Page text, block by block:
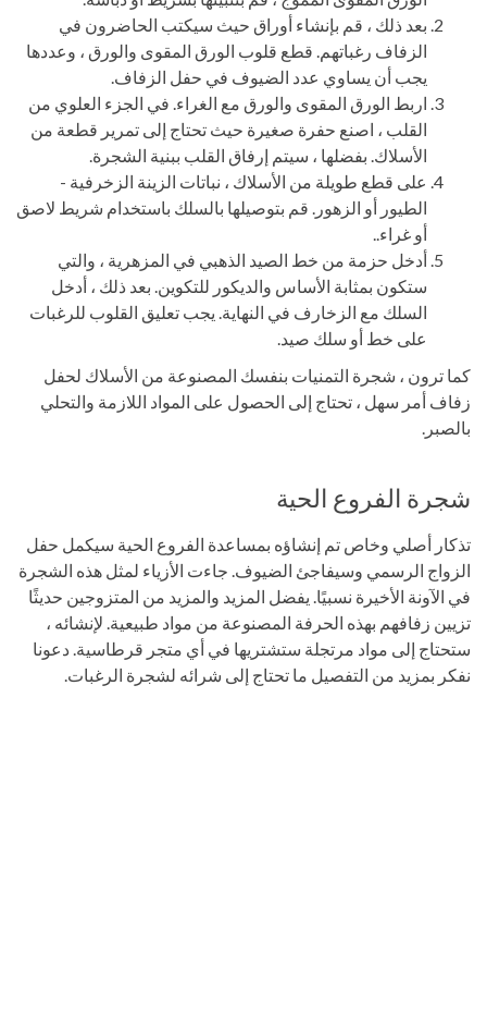
بعد ذلك ، قم بإنشاء أوراق حيث سيكتب الحاضرون في
الزفاف رغباتهم. قطع قلوب الورق المقوى والورق ، وعددها
يجب أن يساوي عدد الضيوف في حفل الزفاف.
اربط الورق المقوى والورق مع الغراء. في الجزء العلوي من
القلب ، اصنع حفرة صغيرة حيث تحتاج إلى تمرير قطعة من
الأسلاك. بفضلها ، سيتم إرفاق القلب ببنية الشجرة.
على قطع طويلة من الأسلاك ، نباتات الزينة الزخرفية -
الطيور أو الزهور. قم بتوصيلها بالسلك باستخدام شريط لاصق
أو غراء..
أدخل حزمة من خط الصيد الذهبي في المزهرية ، والتي
ستكون بمثابة الأساس والديكور للتكوين. بعد ذلك ، أدخل
السلك مع الزخارف في النهاية. يجب تعليق القلوب للرغبات
على خط أو سلك صيد.
كما ترون ، شجرة التمنيات بنفسك المصنوعة من الأسلاك لحفل
زفاف أمر سهل ، تحتاج إلى الحصول على المواد اللازمة والتحلي
بالصبر.
شجرة الفروع الحية
تذكار أصلي وخاص تم إنشاؤه بمساعدة الفروع الحية سيكمل حفل
الزواج الرسمي وسيفاجئ الضيوف. جاءت الأزياء لمثل هذه الشجرة
في الآونة الأخيرة نسبيًا. يفضل المزيد والمزيد من المتزوجين حديثًا
تزيين زفافهم بهذه الحرفة المصنوعة من مواد طبيعية. لإنشائه ،
ستحتاج إلى مواد مرتجلة ستشتريها في أي متجر قرطاسية. دعونا
نفكر بمزيد من التفصيل ما تحتاج إلى شرائه لشجرة الرغبات.